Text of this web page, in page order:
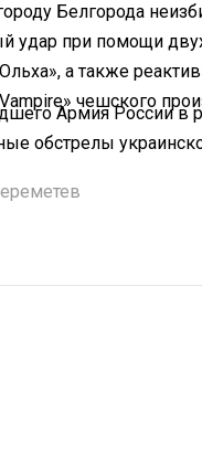
Белгорода
удар при помощи
а также
чешского
Армия России в
обстрелы